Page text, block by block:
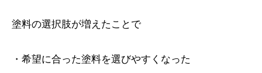
塗料の選択肢が増えたことで
・希望に合った塗料を選びやすくなった